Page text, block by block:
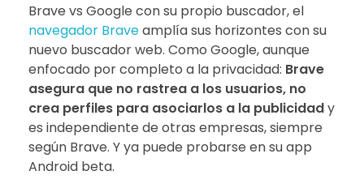
Brave vs Google con su propio buscador, el
navegador Braveamplía sus horizontes con su
nuevo buscador web. Como Google, aunque
enfocado por completo a la privacidad: Brave
asegura que no rastrea a los usuarios, no
crea perfiles para asociarlos a la publicidady
es independiente de otras empresas, siempre
según Brave. Y ya puede probarse en su app
Android beta.